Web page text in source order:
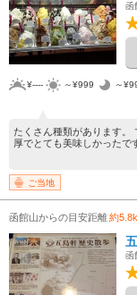
函
¥---- ～¥999 ～
たくさん種類があります。
厚でとても美味しかったで
ご当地
函館山からの目安距離約
函